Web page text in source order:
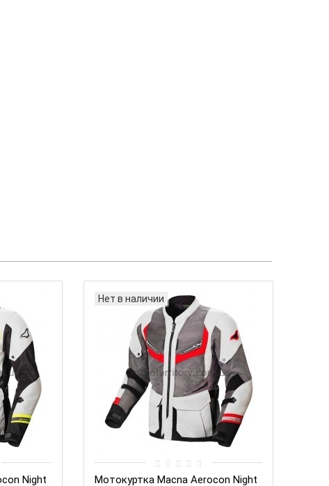
Night
Нет в наличии
Мотокуртка Macna Aerocon Night